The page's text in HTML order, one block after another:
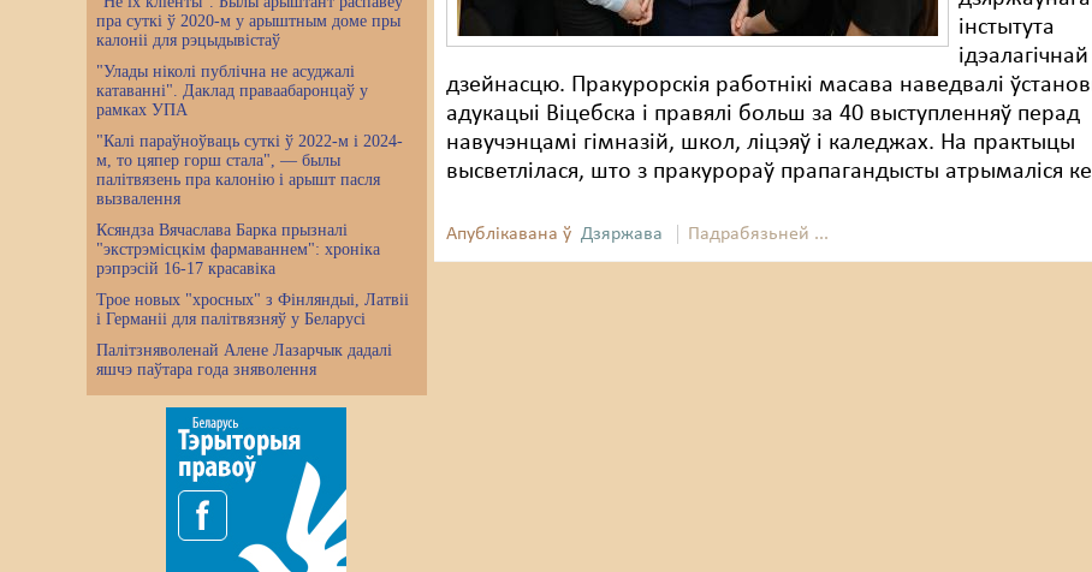
пра суткі ў 2020-м у арыштным доме пры
калоніі для рэцыдывістаў
"Улады ніколі публічна не асуджалі
катаванні". Даклад праваабаронцаў у
рамках УПА
"Калі параўноўваць суткі ў 2022-м і 2024-
м, то цяпер горш стала", — былы
палітвязень пра калонію і арышт пасля
вызвалення
Ксяндза Вячаслава Барка прызналі
"экстрэмісцкім фармаваннем": хроніка
рэпрэсій 16-17 красавіка
Трое новых "хросных" з Фінляндыі, Латвіі
і Германіі для палітвязняў у Беларусі
Палітзняволенай Алене Лазарчык дадалі
яшчэ паўтара года зняволення
інстытута
ідэалагічнай
дзейнасцю. Пракурорскія работнікі масава наведвалі
адукацыі Віцебска і правялі больш за 40 выступленняў перад
навучэнцамі гімназій, школ, ліцэяў і каледжах. На практыцы
высветлілася, што з пракурораў прапагандысты атрымаліся
Апублікавана ў Дзяржава Падрабязьней ...